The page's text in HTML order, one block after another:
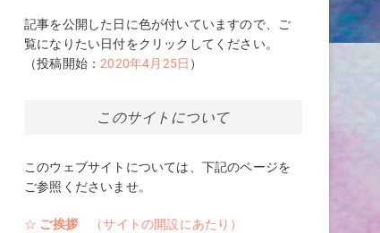
記事を公開した日に色が付いていますので、ご
覧になりたい日付をクリックしてください。
（投稿開始：2020年4月25日 ）
このサイトについて
このウェブサイトについては、下記のページを
ご参照くださいませ。
☆ ご挨拶 （サイトの開設にあたり）